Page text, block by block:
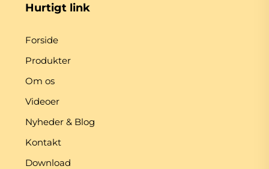
Hurtigt link
Forside
Produkter
Om os
Videoer
Nyheder & Blog
Kontakt
Download